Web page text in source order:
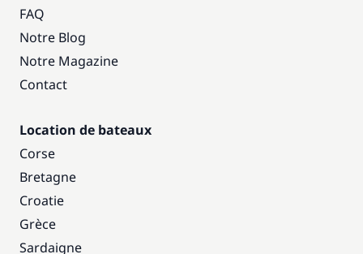
FAQ
Notre Blog
Notre Magazine
Contact
Location de bateaux
Corse
Bretagne
Croatie
Grèce
Sardaigne